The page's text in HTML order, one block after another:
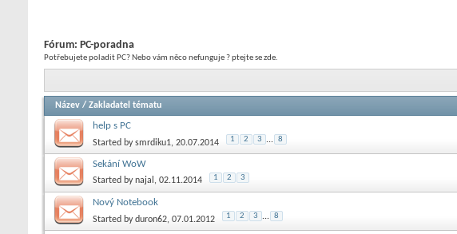
Fórum: PC-poradna
Potřebujete poladit PC? Nebo vám něco nefunguje ? ptejte se zde.
Název / Zakladatel tématu
help s PC
Started bysmrdiku1, 20.07.2014 1 2 3 ... 8
Sekání WoW
Started bynajal , 02.11.2014 1 2 3
Nový Notebook
Started byduron62, 07.01.2012 1 2 3 ... 8